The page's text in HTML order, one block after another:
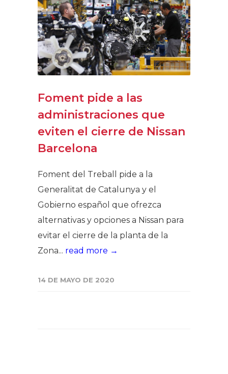
Foment pide a las
administraciones que
eviten el cierre de Nissan
Barcelona
Foment del Treball pide a la
Generalitat de Catalunya y el
Gobierno español que ofrezca
alternativas y opciones a Nissan para
evitar el cierre de la planta de la
Zona... read more →
14 DE MAYO DE 2020